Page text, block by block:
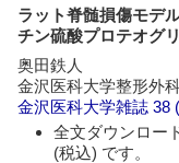
ラット脊髄損傷モデ
チン硫酸プロテオグ
奥田鉄人
金沢医科大学整形外
金沢医科大学雑誌 38
全文ダウンロー
(税込) です。